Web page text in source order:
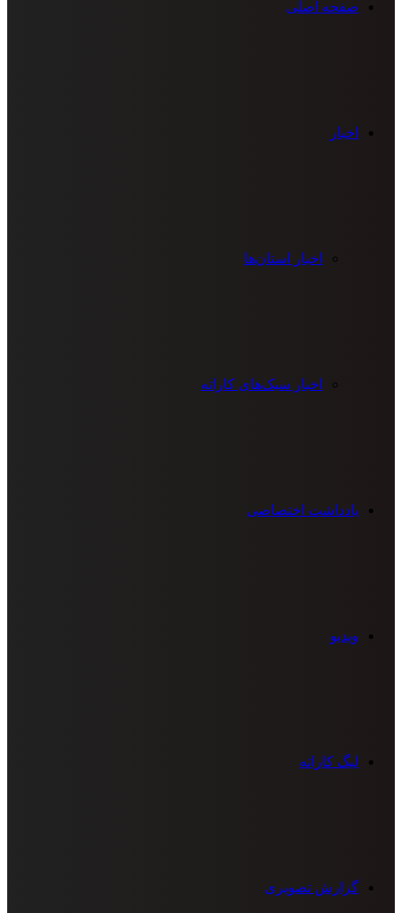
صفحه اصلی
اخبار
اخبار استان‌ها
اخبار سبک‌های کاراته
یادداشت اختصاصی
ویدیو
لیگ کاراته
گزارش تصویری